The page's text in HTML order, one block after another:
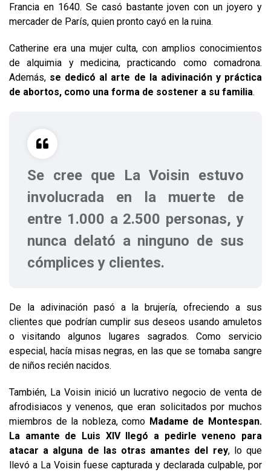
Francia en 1640. Se casó bastante joven con un joyero y
mercader de París, quien pronto cayó en la ruina.
Catherine era una mujer culta, con amplios conocimientos
de alquimia y medicina, practicando como comadrona.
Además, se dedicó al arte de la adivinación y práctica
de abortos, como una forma de sostener a su familia.
Se cree que La Voisin estuvo
involucrada en la muerte de
entre 1.000 a 2.500 personas, y
nunca delató a ninguno de sus
cómplices y clientes.
De la adivinación pasó a la brujería, ofreciendo a sus
clientes que podrían cumplir sus deseos usando amuletos
o visitando algunos lugares sagrados. Como servicio
especial, hacía misas negras, en las que se tomaba sangre
de niños recién nacidos.
También, La Voisin inició un lucrativo negocio de venta de
afrodisiacos y venenos, que eran solicitados por muchos
miembros de la nobleza, como Madame de Montespan.
La amante de Luis XIV llegó a pedirle veneno para
atacar a alguna de las otras amantes del rey, lo que
llevó a La Voisin fuese capturada y declarada culpable, por